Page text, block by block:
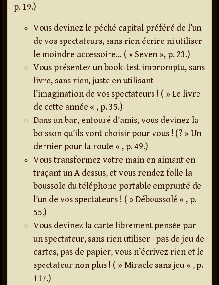
p. 19.)
Vous devinez le péché capital préféré de l’un
de vos spectateurs, sans rien écrire ni utiliser
le moindre accessoire… ( » Seven », p. 23.)
Vous présentez un book-test impromptu, sans
livre, sans rien, juste en utilisant
l’imagination de vos spectateurs ! ( » Le livre
de cette année « , p. 35.)
Dans un bar, entouré d’amis, vous devinez la
boisson qu’ils vont choisir pour vous ! (? » Un
dernier pour la route « , p. 49.)
Vous transformez votre main en aimant en
traçant un A dessus, et vous rendez folle la
boussole du téléphone portable emprunté de
l’un de vos spectateurs ! ( » Déboussolé « , p.
55.)
Vous devinez la carte librement pensée par
un spectateur, sans rien utiliser : pas de jeu de
cartes, pas de papier, vous n’écrivez rien et le
spectateur non plus ! ( » Miracle sans jeu « , p.
117.)